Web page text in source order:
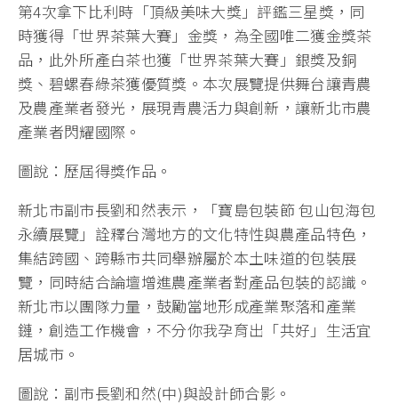
第4次拿下比利時「頂級美味大獎」評鑑三星獎，同
時獲得「世界茶葉大賽」金獎，為全國唯二獲金獎茶
品，此外所產白茶也獲「世界茶葉大賽」銀獎及銅
獎、碧螺春綠茶獲優質獎。本次展覽提供舞台讓青農
及農產業者發光，展現青農活力與創新，讓新北市農
產業者閃耀國際。
圖說：歷屆得獎作品。
新北市副市長劉和然表示，「寶島包裝節 包山包海包
永續展覽」詮釋台灣地方的文化特性與農產品特色，
集結跨國、跨縣市共同舉辦屬於本土味道的包裝展
覽，同時結合論壇增進農產業者對產品包裝的認識。
新北市以團隊力量，鼓勵當地形成產業聚落和產業
鏈，創造工作機會，不分你我孕育出「共好」生活宜
居城市。
圖說：副市長劉和然(中)與設計師合影。